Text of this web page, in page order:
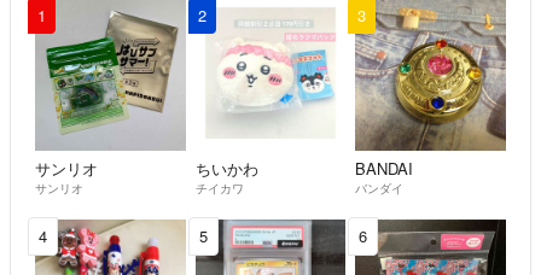
1
サンリオ
サンリオ
2
ちいかわ
チイカワ
3
BANDAI
バンダイ
4 5 6